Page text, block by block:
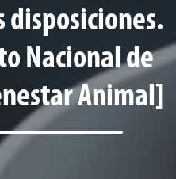
disposiciones.
Nacional de
Animal]